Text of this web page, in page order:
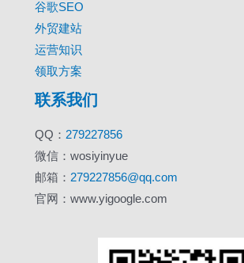
谷歌SEO
外贸建站
运营知识
领取方案
联系我们
QQ： 279227856
微信：wosiyinyue
邮箱： 279227856@qq.com
官网：www.yigoogle.com